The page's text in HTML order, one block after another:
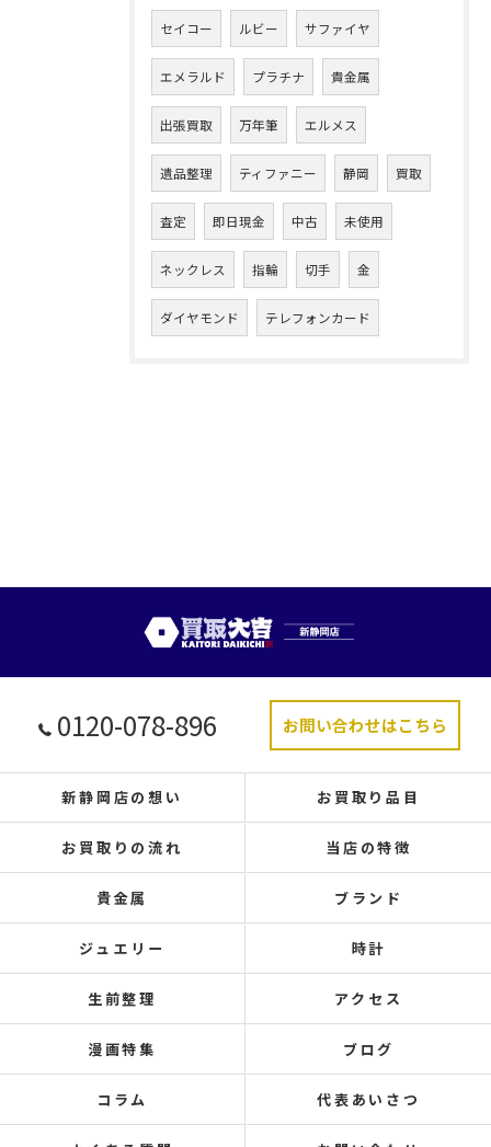
セイコー ルビー サファイヤ
エメラルド プラチナ 貴金属
出張買取 万年筆 エルメス
遺品整理 ティファニー 静岡 買取
査定 即日現金 中古 未使用
ネックレス 指輪 切手 金
ダイヤモンド テレフォンカード
0120-078-896 お問い合わせはこちら
新静岡店の想い お買取り品目
お買取りの流れ 当店の特徴
貴金属 ブランド
ジュエリー 時計
生前整理 アクセス
漫画特集 ブログ
コラム 代表あいさつ